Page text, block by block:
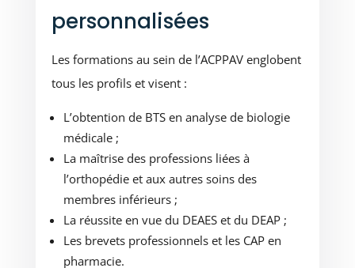
personnalisées
Les formations au sein de l’ACPPAV englobent
tous les profils et visent :
L’obtention de BTS en analyse de biologie
médicale ;
La maîtrise des professions liées à
l’orthopédie et aux autres soins des
membres inférieurs ;
La réussite en vue du DEAES et du DEAP ;
Les brevets professionnels et les CAP en
pharmacie.